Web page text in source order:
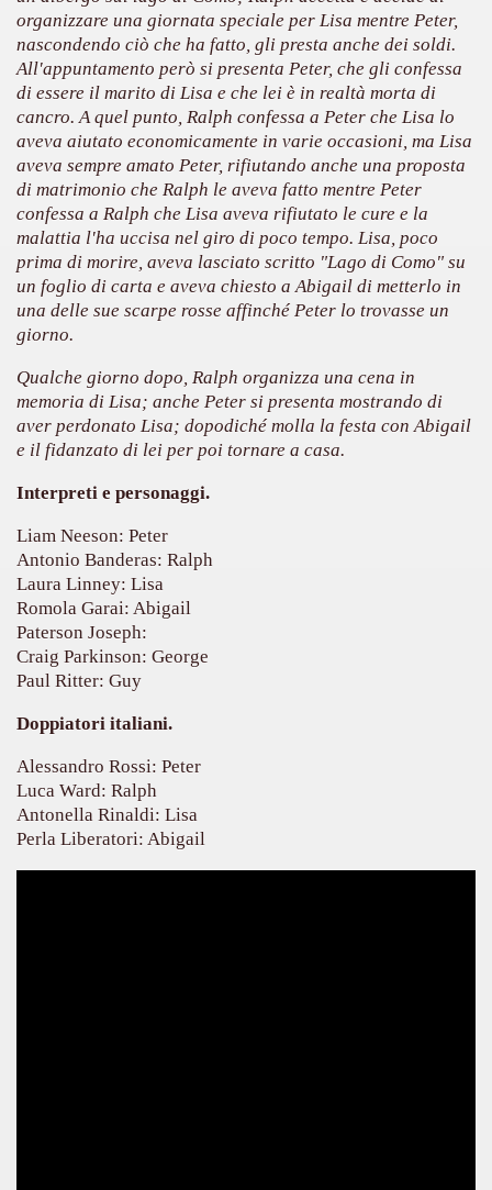
organizzare una giornata speciale per Lisa mentre Peter,
nascondendo ciò che ha fatto, gli presta anche dei soldi.
All'appuntamento però si presenta Peter, che gli confessa
di essere il marito di Lisa e che lei è in realtà morta di
cancro. A quel punto, Ralph confessa a Peter che Lisa lo
aveva aiutato economicamente in varie occasioni, ma Lisa
aveva sempre amato Peter, rifiutando anche una proposta
di matrimonio che Ralph le aveva fatto mentre Peter
confessa a Ralph che Lisa aveva rifiutato le cure e la
malattia l'ha uccisa nel giro di poco tempo. Lisa, poco
prima di morire, aveva lasciato scritto "Lago di Como" su
un foglio di carta e aveva chiesto a Abigail di metterlo in
una delle sue scarpe rosse affinché Peter lo trovasse un
giorno.
Qualche giorno dopo, Ralph organizza una cena in
memoria di Lisa; anche Peter si presenta mostrando di
aver perdonato Lisa; dopodiché molla la festa con Abigail
e il fidanzato di lei per poi tornare a casa.
Interpreti e personaggi.
Liam Neeson: Peter
Antonio Banderas: Ralph
Laura Linney: Lisa
Romola Garai: Abigail
Paterson Joseph:
Craig Parkinson: George
Paul Ritter: Guy
Doppiatori italiani.
Alessandro Rossi: Peter
Luca Ward: Ralph
Antonella Rinaldi: Lisa
Perla Liberatori: Abigail
Trilogia sulla morte